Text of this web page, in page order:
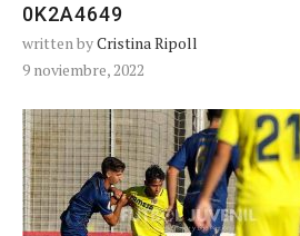
0K2A4649
written byCristina Ripoll
9 noviembre, 2022